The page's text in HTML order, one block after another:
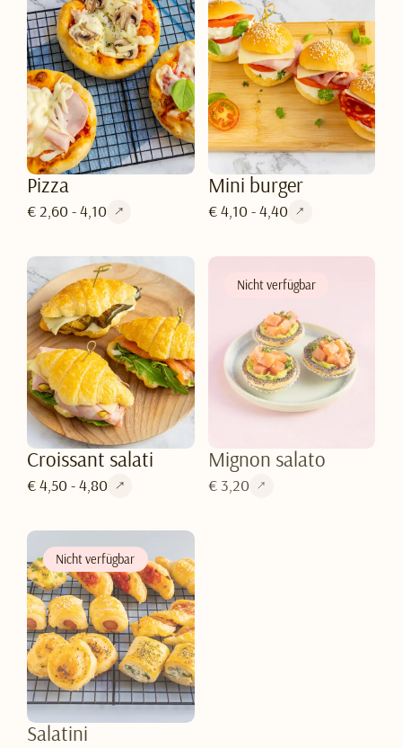
Pizza
€ 2,60 - 4,10
Mini burger
€ 4,10 - 4,40
Croissant salati
€ 4,50 - 4,80
Nicht verfügbar
Mignon salato
€ 3,20
Nicht verfügbar
Salatini